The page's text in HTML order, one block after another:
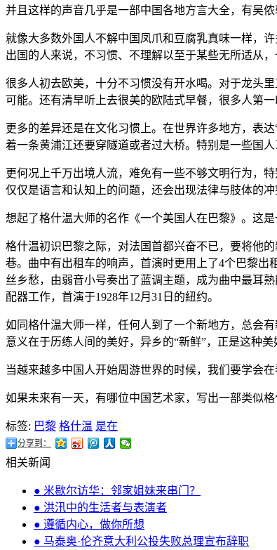
并且这样的声音几乎是一部中国各地方言大全，有吴
就像大多数外国人不解中国凤爪和豆腐乳真味一样，
出国的人来说，不习惯、不理解以至于某些无所适从，
很多人初去欧美，十分不习惯没有开水喝。对于龙头
可能。还有清早听上去很美的欧陆式早餐，很多人第
更多的差异还是在文化习惯上。在世界许多地方，表
着一条黄浦江还要穿隧道或者过大桥。特别是一些国
更何况上千万出境人流，难免有一些不够文明行为，
仅仅是语言和认知上的问题，还会出现法律与肢体的冲
想起了格什温大师的名作《一个美国人在巴黎》。这
格什温初识巴黎之际，对法国首都兴奋不已，要将他
巷。曲中有出租车的响声，首演时更用上了4个巴黎
丝乡愁，由弱音小号奏出了蓝调主题，成为曲中最耳
配器工作，首演于1928年12月31日的紐约。
如同格什温大师一样，任何人到了一个新地方，总会
意义在于历练人间的美好，异乡的“新鲜”，正是这种美
当越来越多中国人开始周游世界的时候，我们要学会
如果未来有一天，有哪位中国艺术家，写出一部类似
标签: 巴黎 格什温 是在
分享到：
相关新闻
● 米歇尔访华：邻家姐妹来串门？
● 洪汛中的生活者与表演者
● 遵循内心，做你所想
● 马泰奥·伦齐意大利公投失败总理宣布辞职